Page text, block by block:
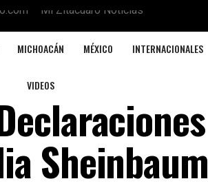
MICHOACÁN MÉXICO INTERNACIONALES
VIDEOS
Sheinbaum